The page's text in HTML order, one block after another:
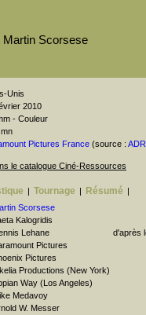
Martin Scorsese
Unis
2010
- Couleur
Pictures France (source :
le catalogue Ciné-Ressources
| Tournage | Résumé |
Scorsese
Kalogridis
Lehane
d'après
Pictures
Pictures
Productions (New York)
Way (Los Angeles)
Medavoy
W. Messer